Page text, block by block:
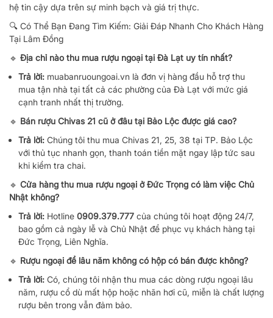
hệ tin cậy dựa trên sự minh bạch và giá trị thực.
🔍 Có Thể Bạn Đang Tìm Kiếm: Giải Đáp Nhanh Cho Khách Hàng
Tại Lâm Đồng
🔹 Địa chỉ nào thu mua rượu ngoại tại Đà Lạt uy tín nhất?
Trả lời: muabanruoungoai.vn là đơn vị hàng đầu hỗ trợ thu
mua tận nhà tại tất cả các phường của Đà Lạt với mức giá
cạnh tranh nhất thị trường.
🔹 Bán rượu Chivas 21 cũ ở đâu tại Bảo Lộc được giá cao?
Trả lời: Chúng tôi thu mua Chivas 21, 25, 38 tại TP. Bảo Lộc
với thủ tục nhanh gọn, thanh toán tiền mặt ngay lập tức sau
khi kiểm tra chai.
🔹 Cửa hàng thu mua rượu ngoại ở Đức Trọng có làm việc Chủ
Nhật không?
Trả lời: Hotline 0909.379.777 của chúng tôi hoạt động 24/7,
bao gồm cả ngày lễ và Chủ Nhật để phục vụ khách hàng tại
Đức Trọng, Liên Nghĩa.
🔹 Rượu ngoại để lâu năm không có hộp có bán được không?
Trả lời: Có, chúng tôi nhận thu mua các dòng rượu ngoại lâu
năm, rượu cổ dù mất hộp hoặc nhãn hơi cũ, miễn là chất lượng
rượu bên trong vẫn đảm bảo.